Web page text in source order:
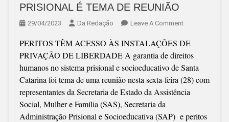
PRISIONAL É TEMA DE REUNIÃO
29/04/2023 Da Redação Leave A CommentOn
DE
DIREITOS
NO
SISTEMA
PRISIONAL
TEMA
PERITOS TÊM ACESSO ÀS INSTALAÇÕES DE
PRIVAÇÃO DE LIBERDADE A garantia de direitos
humanos no sistema prisional e socioeducativo de Santa
Catarina foi tema de uma reunião nesta sexta-feira (28) com
representantes da Secretaria de Estado da Assistência
Social, Mulher e Família (SAS), Secretaria da
Administração Prisional e Socioeducativa (SAP) e peritos